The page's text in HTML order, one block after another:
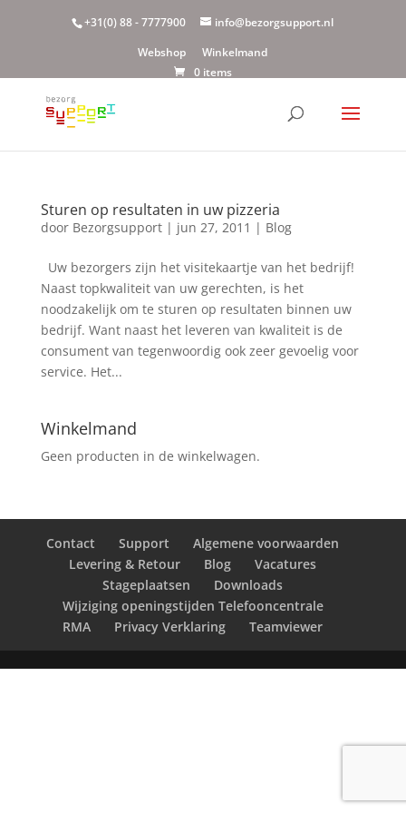
+31(0) 88 - 7777900
info@bezorgsupport.nl
Webshop
Winkelmand
0 items
Sturen op resultaten in uw pizzeria
door Bezorgsupport| jun 27, 2011 | Blog
Uw bezorgers zijn het visitekaartje van het bedrijf!
Naast topkwaliteit van uw gerechten, is het
noodzakelijk om te sturen op resultaten binnen uw
bedrijf. Want naast het leveren van kwaliteit is de
consument van tegenwoordig ook zeer gevoelig voor
service. Het...
Winkelmand
Geen producten in de winkelwagen.
Contact Support
Algemene voorwaarden
Levering & Retour
Blog
Vacatures
Stageplaatsen
Downloads
Wijziging openingstijden Telefooncentrale
RMA
Privacy Verklaring Teamviewer